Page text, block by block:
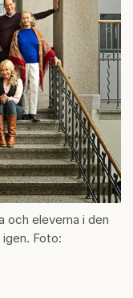
och eleverna i den
Foto: